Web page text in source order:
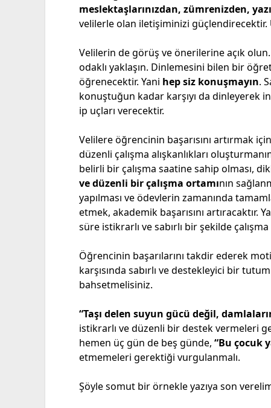
meslektaşlarınızdan, zümrenizden,
velilerle olan iletişiminizi güçlendirecektir.
Velilerin de görüş ve önerilerine açık
odaklı yaklaşın. Dinlemesini bilen bir
öğrenecektir. Yani hep siz konuşmayın.
konuştuğun kadar karşıyı da dinleyerek
ip uçları verecektir.
Velilere öğrencinin başarısını artırmak
düzenli çalışma alışkanlıkları
belirli bir çalışma saatine sahip olması,
ve düzenli bir çalışma ortamının
yapılması ve ödevlerin zamanında
etmek, akademik başarısını
süre istikrarlı ve sabırlı bir şekilde çalışma
Öğrencinin başarılarını takdir ederek
karşısında sabırlı ve destekleyici bir
bahsetmelisiniz.
“Taşı delen suyun gücü değil,
istikrarlı ve düzenli bir destek vermeleri
hemen üç gün de beş günde, “Bu çocuk
etmemeleri gerektiği vurgulanmalı.
Şöyle somut bir örnekle yazıya son